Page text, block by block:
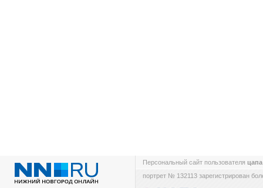
Персональный сайт пользователя
портрет № 132113 зарегистрирован